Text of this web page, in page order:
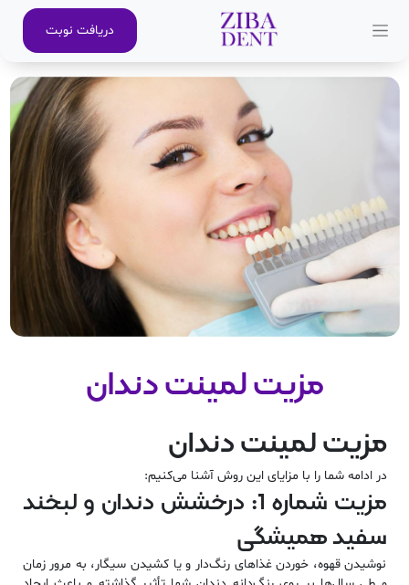
دریافت نوبت
مزیت لمینت دندان
مزیت لمینت دندان
در ادامه شما را با مزایای این روش آشنا می‌کنیم:
مزیت شماره 1: درخشش دندان و لبخند
سفید همیشگی
نوشیدن قهوه، خوردن غذاهای رنگ‌دار و یا کشیدن سیگار، به مرور زمان